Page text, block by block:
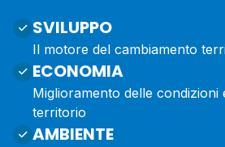
SVILUPPO
Il motore del cambiamento
ECONOMIA
Miglioramento delle condizioni
territorio
AMBIENTE